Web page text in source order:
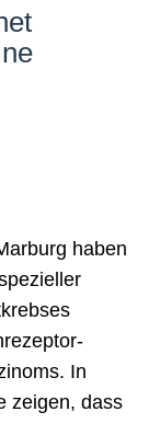
haben
In
zeigen, dass